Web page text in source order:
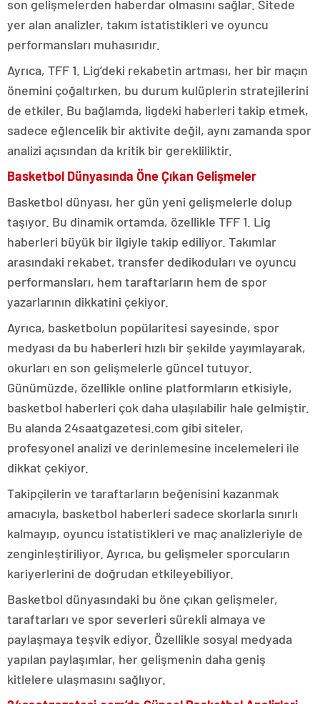
son gelişmelerden haberdar olmasını sağlar. Sitede
yer alan analizler, takım istatistikleri ve oyuncu
performansları muhasırıdır.
Ayrıca, TFF 1. Lig’deki rekabetin artması, her bir maçın
önemini çoğaltırken, bu durum kulüplerin stratejilerini
de etkiler. Bu bağlamda, ligdeki haberleri takip etmek,
sadece eğlencelik bir aktivite değil, aynı zamanda spor
analizi açısından da kritik bir gerekliliktir.
Basketbol Dünyasında Öne Çıkan Gelişmeler
Basketbol dünyası, her gün yeni gelişmelerle dolup
taşıyor. Bu dinamik ortamda, özellikle TFF 1. Lig
haberleri büyük bir ilgiyle takip ediliyor. Takımlar
arasındaki rekabet, transfer dedikoduları ve oyuncu
performansları, hem taraftarların hem de spor
yazarlarının dikkatini çekiyor.
Ayrıca, basketbolun popülaritesi sayesinde, spor
medyası da bu haberleri hızlı bir şekilde yayımlayarak,
okurları en son gelişmelerle güncel tutuyor.
Günümüzde, özellikle online platformların etkisiyle,
basketbol haberleri çok daha ulaşılabilir hale gelmiştir.
Bu alanda 24saatgazetesi.com gibi siteler,
profesyonel analizi ve derinlemesine incelemeleri ile
dikkat çekiyor.
Takipçilerin ve taraftarların beğenisini kazanmak
amacıyla, basketbol haberleri sadece skorlarla sınırlı
kalmayıp, oyuncu istatistikleri ve maç analizleriyle de
zenginleştiriliyor. Ayrıca, bu gelişmeler sporcuların
kariyerlerini de doğrudan etkileyebiliyor.
Basketbol dünyasındaki bu öne çıkan gelişmeler,
taraftarları ve spor severleri sürekli almaya ve
paylaşmaya teşvik ediyor. Özellikle sosyal medyada
yapılan paylaşımlar, her gelişmenin daha geniş
kitlelere ulaşmasını sağlıyor.